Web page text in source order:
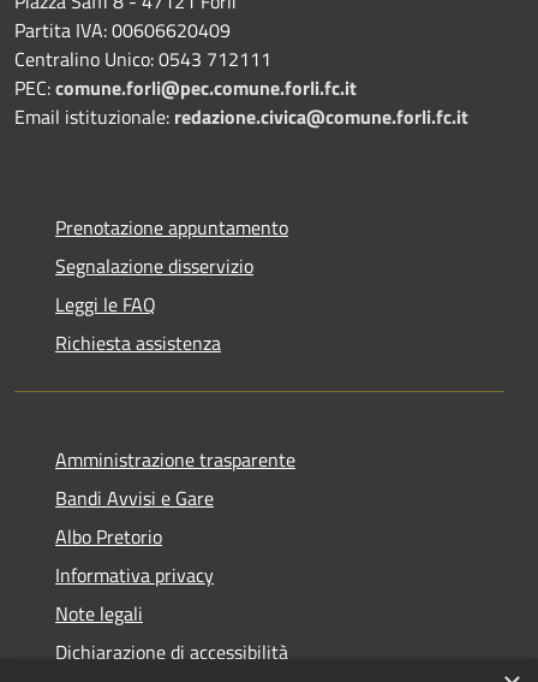
Partita IVA: 00606620409
Centralino Unico: 0543 712111
PEC:comune.forli@pec.comune.forli.fc.it
Email istituzionale: redazione.civica@comune.forli.fc.it
Prenotazione appuntamento
Segnalazione disservizio
Leggi le FAQ
Richiesta assistenza
Amministrazione trasparente
Bandi Avvisi e Gare
Albo Pretorio
Informativa privacy
Note legali
Dichiarazione di accessibilità